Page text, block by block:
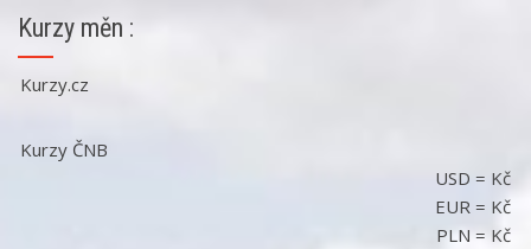
Kurzy měn :
Kurzy.cz
Kurzy ČNB
USD = Kč
EUR = Kč
PLN = Kč